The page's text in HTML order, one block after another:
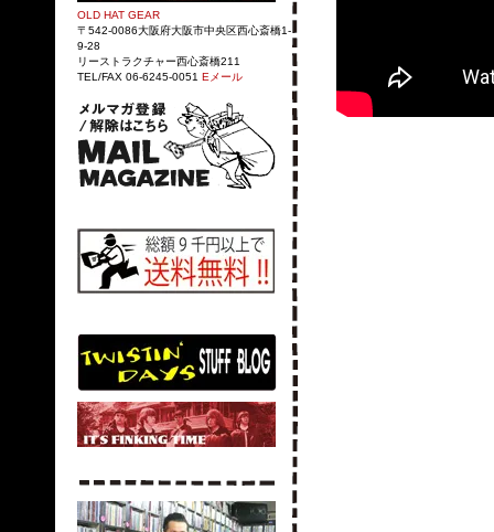
OLD HAT GEAR
〒542-0086大阪府大阪市中央区西心斎橋1-
9-28
リーストラクチャー西心斎橋211
TEL/FAX 06-6245-0051 Eメール